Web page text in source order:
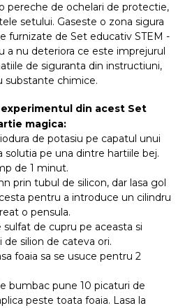
pereche de ochelari de protectie,
setului. Gaseste o zona sigura
furnizate de Set educativ STEM -
a nu deteriora ce este imprejurul
de siguranta din instructiuni,
substante chimice.
din acest Set
magica:
de potasiu pe capatul unui
solutia pe una dintre hartiile bej.
de 1 minut.
prin tubul de silicon, dar lasa gol
pentru a introduce un cilindru
o pensula.
sulfat de cupru pe aceasta si
silion de cateva ori.
foaia sa se usuce pentru 2
bumbac pune 10 picaturi de
peste toata foaia. Lasa la